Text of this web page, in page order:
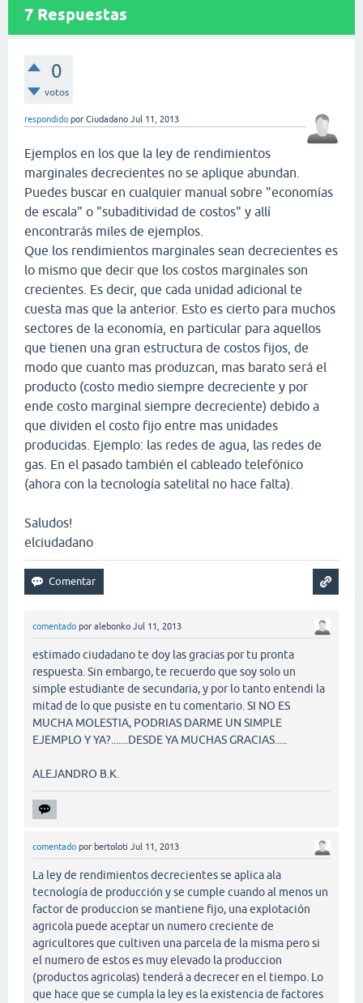
7 Respuestas
0
votos
respondido por Ciudadano Jul 11, 2013
Ejemplos en los que la ley de rendimientos
marginales decrecientes no se aplique abundan.
Puedes buscar en cualquier manual sobre "economías
de escala" o "subaditividad de costos" y allí
encontrarás miles de ejemplos.
Que los rendimientos marginales sean decrecientes es
lo mismo que decir que los costos marginales son
crecientes. Es decir, que cada unidad adicional te
cuesta mas que la anterior. Esto es cierto para muchos
sectores de la economía, en particular para aquellos
que tienen una gran estructura de costos fijos, de
modo que cuanto mas produzcan, mas barato será el
producto (costo medio siempre decreciente y por
ende costo marginal siempre decreciente) debido a
que dividen el costo fijo entre mas unidades
producidas. Ejemplo: las redes de agua, las redes de
gas. En el pasado también el cableado telefónico
(ahora con la tecnología satelital no hace falta).
Saludos!
elciudadano
comentado por alebonko Jul 11, 2013
estimado ciudadano te doy las gracias por tu pronta
respuesta. Sin embargo, te recuerdo que soy solo un
simple estudiante de secundaria, y por lo tanto entendi la
mitad de lo que pusiste en tu comentario. SI NO ES
MUCHA MOLESTIA, PODRIAS DARME UN SIMPLE
EJEMPLO Y YA?.......DESDE YA MUCHAS GRACIAS.....
ALEJANDRO B.K.
comentado por bertoloti Jul 11, 2013
La ley de rendimientos decrecientes se aplica ala
tecnología de producción y se cumple cuando al menos un
factor de produccion se mantiene fijo, una explotación
agricola puede aceptar un numero creciente de
agricultores que cultiven una parcela de la misma pero si
el numero de estos es muy elevado la produccion
(productos agricolas) tenderá a decrecer en el tiempo. Lo
que hace que se cumpla la ley es la existencia de factores